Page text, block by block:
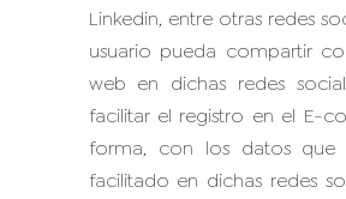
Linkedin, entre otras redes
usuario pueda compartir
web en dichas redes
facilitar el registro en el E-
forma, con los datos que
facilitado en dichas redes